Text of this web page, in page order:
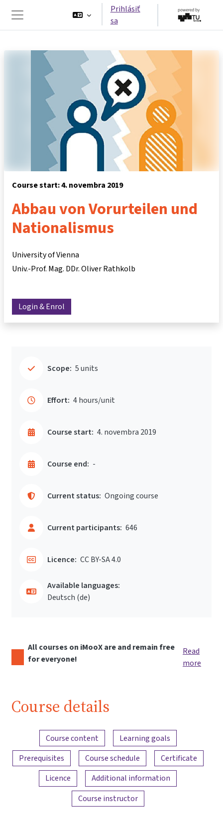
Bočný panel
Prihlásiť
sa
Course start: 4. novembra 2019
Abbau von Vorurteilen und
Nationalismus
University of Vienna
Univ.-Prof. Mag. DDr. Oliver Rathkolb
Login & Enrol
Scope: 5 units
Effort: 4 hours/unit
Course start: 4. novembra 2019
Course end: -
Current status: Ongoing course
Current participants: 646
Licence: CC BY-SA 4.0
Available languages:
Deutsch ‎(de)‎
All courses on iMooX are and remain free
for everyone!
Read
more
Course details
Content overview
Course content
Learning goals
Prerequisites
Course schedule
Certificate
Licence
Additional information
Course instructor